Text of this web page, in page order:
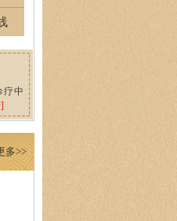
疗中
多>>